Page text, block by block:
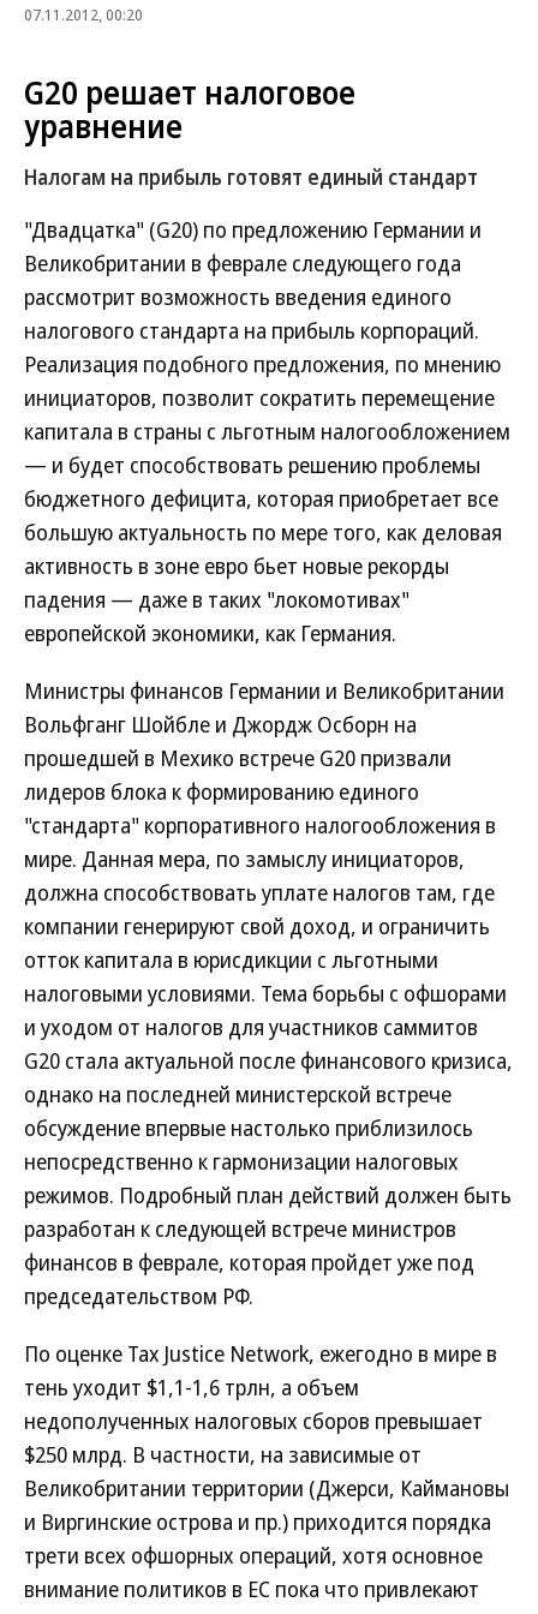
07.11.2012, 00:20
G20 решает налоговое
уравнение
Налогам на прибыль готовят единый стандарт
"Двадцатка" (G20) по предложению Германии и
Великобритании в феврале следующего года
рассмотрит возможность введения единого
налогового стандарта на прибыль корпораций.
Реализация подобного предложения, по мнению
инициаторов, позволит сократить перемещение
капитала в страны с льготным налогообложением
— и будет способствовать решению проблемы
бюджетного дефицита, которая приобретает все
большую актуальность по мере того, как деловая
активность в зоне евро бьет новые рекорды
падения — даже в таких "локомотивах"
европейской экономики, как Германия.
Министры финансов Германии и Великобритании
Вольфганг Шойбле и Джордж Осборн на
прошедшей в Мехико встрече G20 призвали
лидеров блока к формированию единого
"стандарта" корпоративного налогообложения в
мире. Данная мера, по замыслу инициаторов,
должна способствовать уплате налогов там, где
компании генерируют свой доход, и ограничить
отток капитала в юрисдикции с льготными
налоговыми условиями. Тема борьбы с офшорами
и уходом от налогов для участников саммитов
G20 стала актуальной после финансового кризиса,
однако на последней министерской встрече
обсуждение впервые настолько приблизилось
непосредственно к гармонизации налоговых
режимов. Подробный план действий должен быть
разработан к следующей встрече министров
финансов в феврале, которая пройдет уже под
председательством РФ.
По оценке Tax Justice Network, ежегодно в мире в
тень уходит $1,1-1,6 трлн, а объем
недополученных налоговых сборов превышает
$250 млрд. В частности, на зависимые от
Великобритании территории (Джерси, Каймановы
и Виргинские острова и пр.) приходится порядка
трети всех офшорных операций, хотя основное
внимание политиков в ЕС пока что привлекают